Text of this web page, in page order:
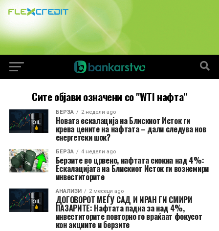
Сите објави означени со "WTI нафта"
БЕРЗА 2 недели ago
Новата ескалација на Блискиот Исток ги
крева цените на нафтата – дали следува нов
енергетски шок?
БЕРЗА 4 недели ago
Берзите во црвено, нафтата скокна над 4%:
Ескалацијата на Блискиот Исток ги вознемири
инвеститорите
АНАЛИЗИ 2 месеци ago
ДОГОВОРОТ МЕЃУ САД И ИРАН ГИ СМИРИ
ПАЗАРИТЕ: Нафтата падна за над 4%,
инвеститорите повторно го враќаат фокусот
кон акциите и берзите